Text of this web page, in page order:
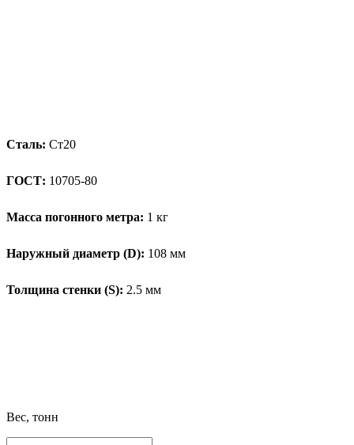
Сталь: Ст20
ГОСТ: 10705-80
Масса погонного метра: 1 кг
Наружный диаметр (D): 108 мм
Толщина стенки (S): 2.5 мм
Вес, тонн